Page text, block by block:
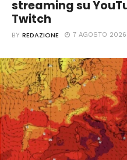
streaming su
Twitch
BYREDAZIONE 7 AGOSTO 2026